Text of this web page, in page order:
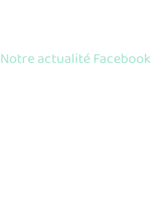
Notre actualité Facebook